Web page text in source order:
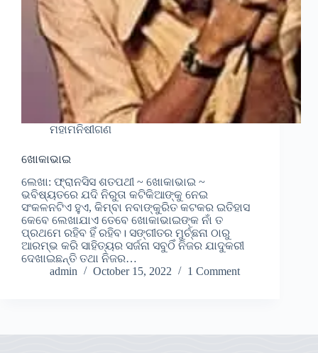
ମହାମନିଷୀଗଣ
ଖୋକାଭାଇ
ଲେଖା: ଫ୍ରାନସିସ ଶତପଥୀ ~ ଖୋକାଭାଇ ~
ଭବିଷ୍ୟତରେ ଯଦି ନିରୁତା କଟିକିଆଙ୍କୁ ନେଇ
ସଂକଳନଟିଏ ହୁଏ, କିମ୍ବା ନବାଙ୍କୁରିତ କଟକର ଇତିହାସ
କେବେ ଲେଖାଯାଏ ତେବେ ଖୋକାଭାଇଙ୍କ ନାଁ ତ
ପ୍ରଥମେ ରହିବ ହିଁ ରହିବ। ସଙ୍ଗୀତର ମୁର୍ଚ୍ଛନା ଠାରୁ
ଆରମ୍ଭ କରି ସାହିତ୍ୟର ସର୍ଜନା ସବୁଠିଁ ନିଜର ଯାଦୁକରୀ
ଦେଖାଇଛନ୍ତି ତଥା ନିଜର…
admin
October 15, 2022 1 Comment